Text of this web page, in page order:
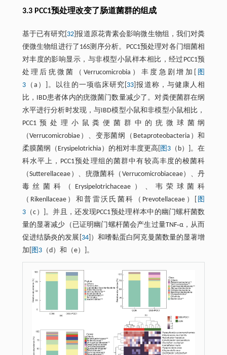
3.3 PCC1预处理改变了肠道菌群的组成
基于已有研究[ 32 ]报道原花青素会影响微生物组，我们对粪
便微生物组进行了16S测序分析。PCC1预处理对各门细菌相
对丰度的影响显示，与非模型小鼠样本相比，经过PCC1预
处理后疣微菌（Verrucomicrobia）丰度急剧增加[
图
3（a）]。以往的一项临床研究[ 33 ]报道称，与健康人相
比，IBD患者体内的疣微菌门数量减少了。对粪便菌群在纲
水平进行分析时发现，与IBD模型小鼠和非模型小鼠相比，
PCC1预处理小鼠粪便菌群中的疣微球菌纲
（Verrucomicrobiae）、变形菌纲（Betaproteobacteria）和
柔膜菌纲（Erysipelotrichia）的相对丰度更高[ 图3 （b）]。在
科水平上，PCC1预处理组的菌群中有较高丰度的梭菌科
（Sutterellaceae）、疣微菌科（Verrucomicrobiaceae）、丹
毒丝菌科（Erysipelotrichaceae）、韦荣球菌科
（Rikenllaceae）和普雷沃氏菌科（Prevotellaceae）[
图
3（c）]。并且，还发现PCC1预处理样本中的幽门螺杆菌数
量的显著减少（已证明幽门螺杆菌会产生过量TNF‐α，从而
促进结肠炎的发展[ 34]）和嗜黏蛋白阿克曼菌数量的显著增
加[ 图3（d）和（e）]。